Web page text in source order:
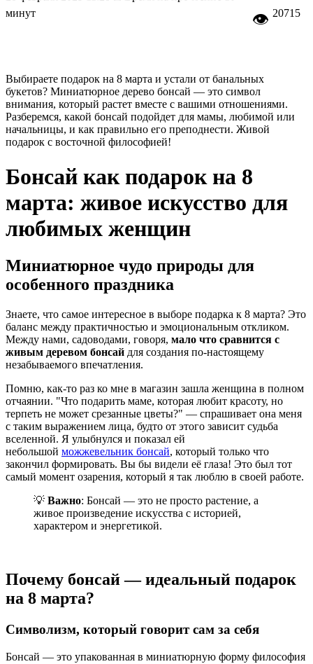
минут
👁 20715
Выбираете подарок на 8 марта и устали от банальных
букетов? Миниатюрное дерево бонсай — это символ
внимания, который растет вместе с вашими отношениями.
Разберемся, какой бонсай подойдет для мамы, любимой или
начальницы, и как правильно его преподнести. Живой
подарок с восточной философией!
Бонсай как подарок на 8
марта: живое искусство для
любимых женщин
Миниатюрное чудо природы для
особенного праздника
Знаете, что самое интересное в выборе подарка к 8 марта? Это
баланс между практичностью и эмоциональным откликом.
Между нами, садоводами, говоря, мало что сравнится с
живым деревом бонсай для создания по-настоящему
незабываемого впечатления.
Помню, как-то раз ко мне в магазин зашла женщина в полном
отчаянии. "Что подарить маме, которая любит красоту, но
терпеть не может срезанные цветы?" — спрашивает она меня
с таким выражением лица, будто от этого зависит судьба
вселенной. Я улыбнулся и показал ей
небольшой можжевельник бонсай, который только что
закончил формировать. Вы бы видели её глаза! Это был тот
самый момент озарения, который я так люблю в своей работе.
💡 Важно: Бонсай — это не просто растение, а
живое произведение искусства с историей,
характером и энергетикой.
Почему бонсай — идеальный подарок
на 8 марта?
Символизм, который говорит сам за себя
Бонсай — это упакованная в миниатюрную форму философия